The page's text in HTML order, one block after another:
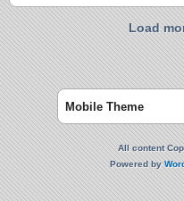
Load
Mobile Theme
All content
Powered by